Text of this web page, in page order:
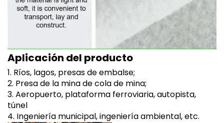
Aplicación del producto
1. Ríos, lagos, presas de embalse;
2. Presa de la mina de cola de mina;
3. Aeropuerto, plataforma ferroviaria, autopista,
túnel
4. Ingeniería municipal, ingeniería ambiental, etc.